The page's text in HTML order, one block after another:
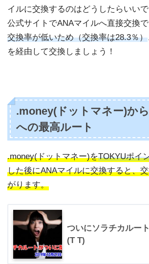
イルに交換するのはどうしたらいい
公式サイトでANAマイルへ直接交換で
交換率が低いため（交換率は28.3％）
を経由して交換しましょう！
.money(ドットマネー)か
への最高ルート
.money(ドットマネー)をTOKYUポイ
した後にANAマイルに交換すると、
がります。
ついにソラチカルー
(T T)